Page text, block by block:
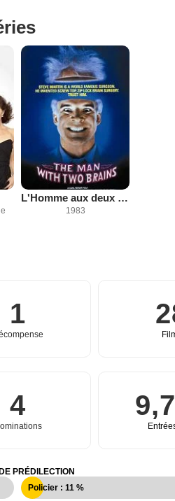
L'Homme aux deux cerveaux
1983
1
4
PRÉDILECTION
Policier : 11 %